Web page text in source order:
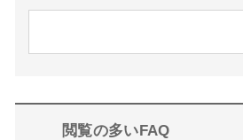
閲覧の多いFAQ